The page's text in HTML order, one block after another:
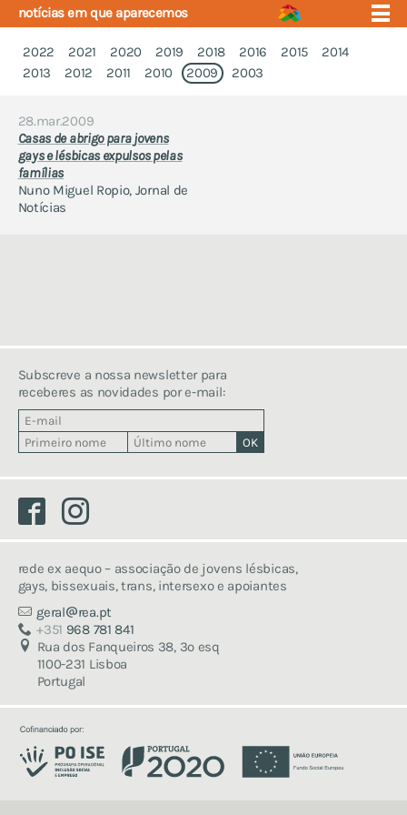
quem somos
quem somos
comunicados que fizemos
notícias em que
identidade gráfica
faz um donativo
associa-te
voluntaria-te
consigna o teu irs
notícias em que aparecemos
2022 2021 2020 2019 2018 2016 2015
2014
2013
2012 2011 2010 2009 2003
28.mar.2009
Casas de abrigo para jovens
gays e lésbicas expulsos pelas
famílias
Nuno Miguel Ropio, Jornal de
Notícias
Facebook
rede ex aequo – associação de jovens lésbicas,
gays, bissexuais, trans, intersexo e apoiantes
geral
rea.pt
+351 968 781 841
Rua dos Fanqueiros 38, 3º esq
1100-231 Lisboa
Portugal
Subscreve a nossa newsletter para
receberes as novidades por e-mail: